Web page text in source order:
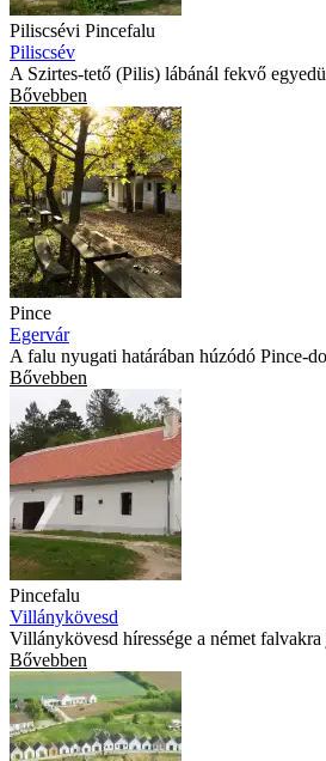
Piliscsévi Pincefalu
Piliscsév
A Szirtes-tető (Pilis) lábánál fekvő
Bővebben
Pince
Egervár
A falu nyugati határában húzódó Pince-
Bővebben
Pincefalu
Villánykövesd
Villánykövesd híressége a német
Bővebben